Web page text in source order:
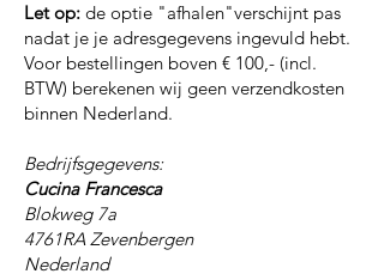
Let op: de optie "afhalen"verschijnt pas
nadat je je adresgegevens ingevuld hebt.
Voor bestellingen boven € 100,- (incl.
BTW) berekenen wij geen verzendkosten
binnen Nederland.
Bedrijfsgegevens:
Cucina Francesca
Blokweg 7a
4761RA Zevenbergen
Nederland